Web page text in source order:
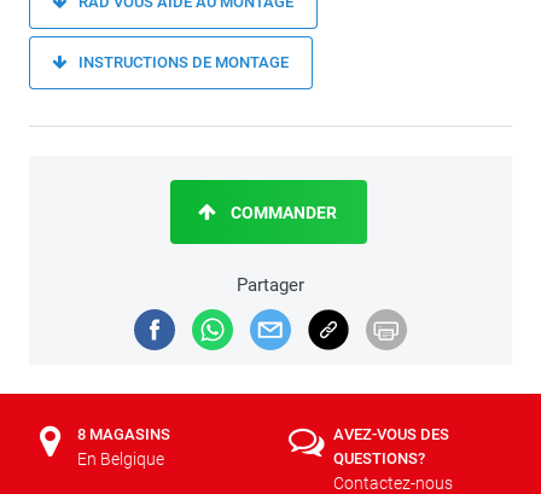
INSTRUCTIONS DE MONTAGE
Partager
COMMANDER
8 MAGASINS
En Belgique
AVEZ-VOUS DES
QUESTIONS?
Contactez-nous